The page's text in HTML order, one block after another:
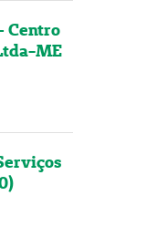
Centro
ME